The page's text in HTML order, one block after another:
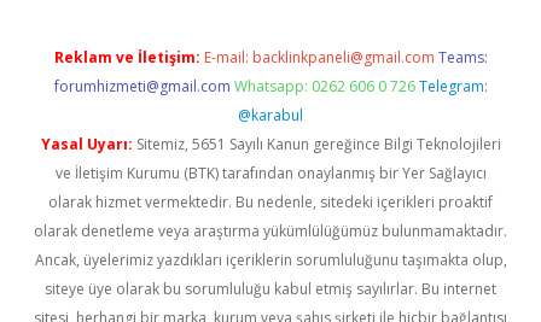
Reklam ve İletişim: E-mail: backlinkpaneli@gmail.com Teams:
forumhizmeti@gmail.com Whatsapp: 0262 606 0 726 Telegram:
@karabul
Yasal Uyarı: Sitemiz, 5651 Sayılı Kanun gereğince Bilgi Teknolojileri
ve İletişim Kurumu (BTK) tarafından onaylanmış bir Yer Sağlayıcı
olarak hizmet vermektedir. Bu nedenle, sitedeki içerikleri proaktif
olarak denetleme veya araştırma yükümlülüğümüz bulunmamaktadır.
Ancak, üyelerimiz yazdıkları içeriklerin sorumluluğunu taşımakta olup,
siteye üye olarak bu sorumluluğu kabul etmiş sayılırlar. Bu internet
sitesi, herhangi bir marka, kurum veya şahıs şirketi ile hiçbir bağlantısı